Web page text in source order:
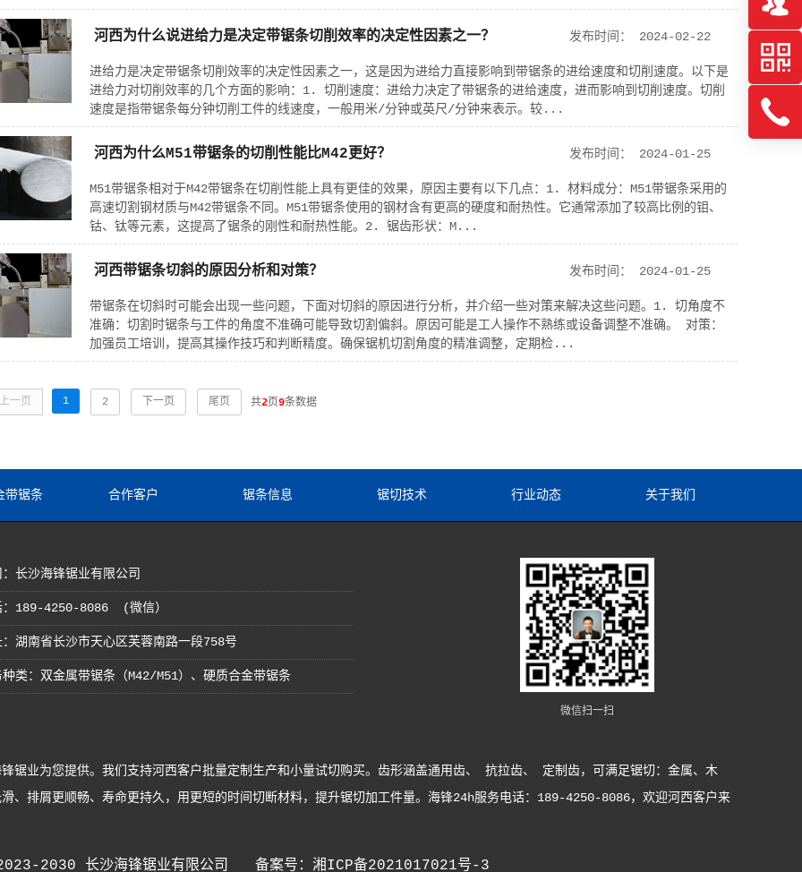
发布时间： 2024-02-22
河西为什么说进给力是决定带锯条切削效率的决定性因素之一？
进给力是决定带锯条切削效率的决定性因素之一，这是因为进给力直接影响到带锯条的进给速度和切削速度。以下是
进给力对切削效率的几个方面的影响：1. 切削速度：进给力决定了带锯条的进给速度，进而影响到切削速度。切削
速度是指带锯条每分钟切削工件的线速度，一般用米/分钟或英尺/分钟来表示。较...
发布时间： 2024-01-25
河西为什么M51带锯条的切削性能比M42更好？
M51带锯条相对于M42带锯条在切削性能上具有更佳的效果，原因主要有以下几点：1. 材料成分：M51带锯条采用的
高速切割钢材质与M42带锯条不同。M51带锯条使用的钢材含有更高的硬度和耐热性。它通常添加了较高比例的钼、
钴、钛等元素，这提高了锯条的刚性和耐热性能。2. 锯齿形状：M...
发布时间： 2024-01-25
河西带锯条切斜的原因分析和对策？
带锯条在切斜时可能会出现一些问题，下面对切斜的原因进行分析，并介绍一些对策来解决这些问题。1. 切角度不
准确：切割时锯条与工件的角度不准确可能导致切割偏斜。原因可能是工人操作不熟练或设备调整不准确。 对策：
加强员工培训，提高其操作技巧和判断精度。确保锯机切割角度的精准调整，定期检...
上一页 1 2 下一页 尾页 共2页9条数据
带锯条 合作客户 锯条信息 锯切技术 行业动态 关于我们
长沙海锋锯业有限公司
：189-4250-8086 (微信）
：湖南省长沙市天心区芙蓉南路一段758号
类：双金属带锯条（M42/M51）、硬质合金带锯条
微信扫一扫
锯业为您提供。我们支持河西客户批量定制生产和小量试切购买。齿形涵盖通用齿、 抗拉齿、 定制齿，可满足锯切：金属、木
、排屑更顺畅、寿命更持久，用更短的时间切断材料，提升锯切加工件量。海锋24h服务电话：189-4250-8086，欢迎河西客户来
2030 长沙海锋锯业有限公司 备案号： 湘ICP备2021017021号-3